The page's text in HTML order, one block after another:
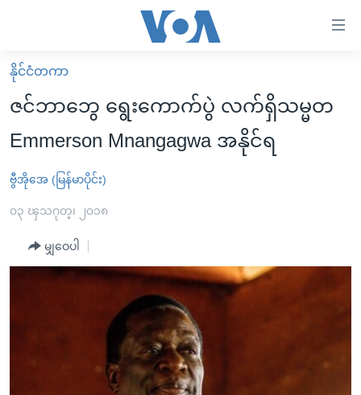
လွယ်ကူ
စေ
သည့်
များ
ပင်မ
မူလစာမျက်နှာ
မြန်မာ
ကမ္ဘာ့သတင်းများ
နိုင်ငံတကာ
အစ္စရေး-ပါလက်စတိုင်း
ဗွီဒီယို
အင်္ဂလိပ်စာလေ့လာမယ်
မကြေးမုံရဲ့ အင်္ဂလိပ်စာ
ရုပ်ရှင်ထဲက အင်္ဂလိပ်စာ
သုတပဒေသာ အင်္ဂလိပ်စာ
အပတ်စဉ်ကဏ္ဍများ
ရေဒီယိုနှင့်ရုပ်သံ အချက်အလက်များ
ရေဒီယို/တီဗွီအစီအစဉ်
Learning English
နိုင်ငံတကာ
ဇင်ဘာဘွေ ရွေးကောက်ပွဲ လက်ရှိသမ္မတ
Emmerson Mnangagwa အနိုင်ရ
ဗွီအိုအေ (မြန်မာပိုင်း)
၀၃ ၾသဂုတ္၊ ၂၀၁၈
မျှဝေပါ